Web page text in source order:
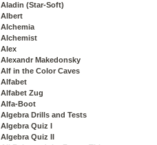
Aladin (Star-Soft)
Albert
Alchemia
Alchemist
Alex
Alexandr Makedonsky
Alf in the Color Caves
Alfabet
Alfabet Zug
Alfa-Boot
Algebra Drills and Tests
Algebra Quiz I
Algebra Quiz II